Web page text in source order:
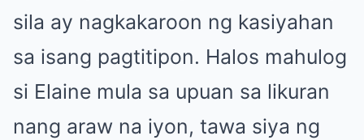
sila ay nagkakaroon ng kasiyahan
sa isang pagtitipon. Halos mahulog
si Elaine mula sa upuan sa likuran
nang araw na iyon, tawa siya ng